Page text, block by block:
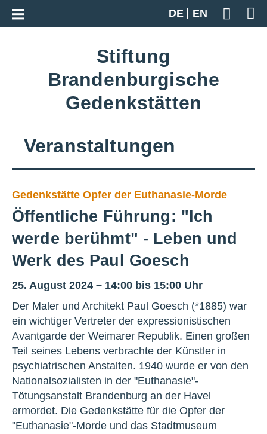
DE
EN
Geben
Zur Gesamtübersicht
Stiftung
Brandenburgische
Gedenkstätten
Veranstaltungen
Gedenkstätte Opfer der Euthanasie-Morde
Öffentliche Führung: "Ich
werde berühmt" - Leben und
Werk des Paul Goesch
25. August 2024 – 14:00 bis 15:00 Uhr
Der Maler und Architekt Paul Goesch (*1885) war
ein wichtiger Vertreter der expressionistischen
Avantgarde der Weimarer Republik. Einen großen
Teil seines Lebens verbrachte der Künstler in
psychiatrischen Anstalten. 1940 wurde er von den
Nationalsozialisten in der "Euthanasie"-
Tötungsanstalt Brandenburg an der Havel
ermordet. Die Gedenkstätte für die Opfer der
"Euthanasie"-Morde und das Stadtmuseum